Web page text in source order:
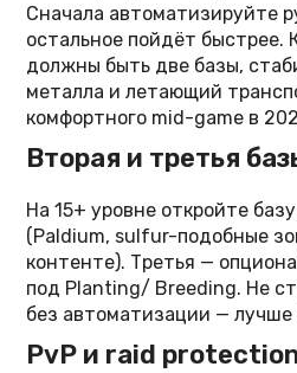
Сначала автоматизируйте
остальное пойдёт быстрее.
должны быть две базы,
металла и летающий
комфортного mid-game в
Вторая и третья
На 15+ уровне откройте
(Paldium, sulfur-подобные
контенте). Третья —
под Planting/ Breeding. Не
без автоматизации —
PvP и raid